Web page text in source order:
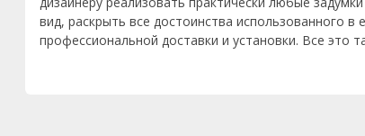
вид, раскрыть все достоинства использованного в
профессиональной доставки и установки. Все это